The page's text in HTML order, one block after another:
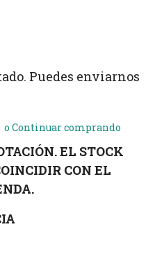
Puedes enviarnos
o Continuar comprando
EL STOCK
CON EL